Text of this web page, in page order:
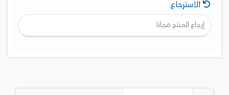
الاسترجاع
إرجاع المنتج مجانا